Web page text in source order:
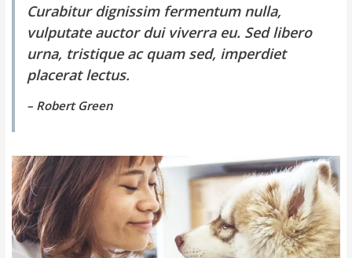
Curabitur dignissim fermentum nulla,
vulputate auctor dui viverra eu. Sed libero
urna, tristique ac quam sed, imperdiet
placerat lectus.
– Robert Green